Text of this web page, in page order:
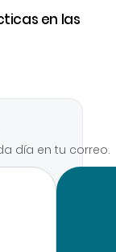
en las
día en tu correo.